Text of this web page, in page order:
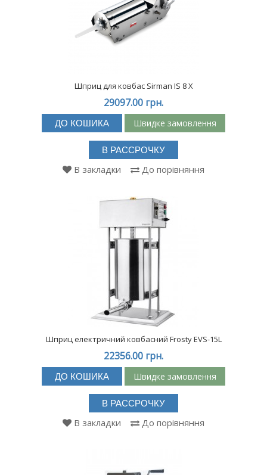
Шприц для ковбас Sirman IS 8 X
29097.00 грн.
ДО КОШИКА Швидке замовлення
В РАССРОЧКУ
В закладки До порівняння
Шприц електричний ковбасний Frosty EVS-15L
22356.00 грн.
ДО КОШИКА Швидке замовлення
В РАССРОЧКУ
В закладки До порівняння